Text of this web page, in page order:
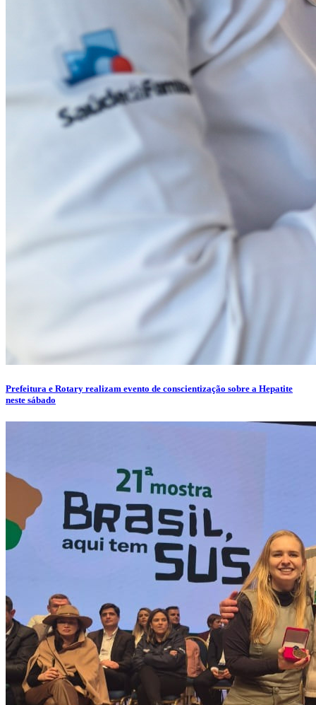
Prefeitura e Rotary realizam evento de conscientização sobre a Hepatite
neste sábado